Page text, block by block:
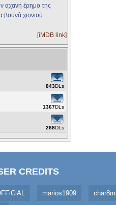
αχανή έρημο της
βουνά χιονιού...
[iMDB link]
843DLs
1367DLs
268DLs
CREDITS
marios1909